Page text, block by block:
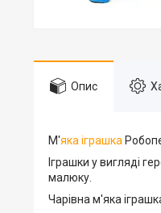
Опис
М'яка іграшка
Іграшки у вигляді
малюку.
Чарівна м'яка